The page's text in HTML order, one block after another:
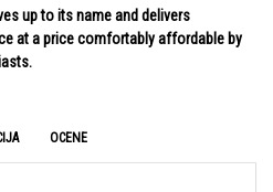
up to its name and delivers
at a price comfortably affordable by
OCENE